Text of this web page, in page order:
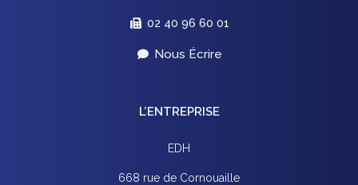
02 40 96 60 01​
Nous Écrire
L’ENTREPRISE
EDH
668 rue de Cornouaille